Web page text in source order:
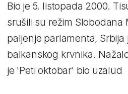
Bio je 5. listopada 2000.
srušili su režim Slobodana
paljenje parlamenta, Srbija
balkanskog krvnika.
je 'Peti oktobar' bio uzalud